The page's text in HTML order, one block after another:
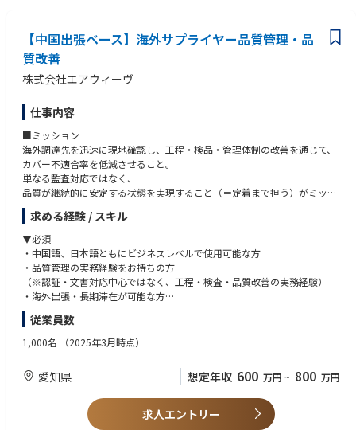
【中国出張ベース】海外サプライヤー品質管理・品
質改善
株式会社エアウィーヴ
仕事内容
■ミッション
海外調達先を迅速に現地確認し、工程・検品・管理体制の改善を通じて、
カバー不適合率を低減させること。
単なる監査対応ではなく、
品質が継続的に安定する状態を実現すること（＝定着まで担う）がミッシ
ョンです。
■仕事内容
日本拠点をベースとし、必要に応じて海外（主に中国上海）の調達先へ出
張・長期滞在し、工程管理・品質改善業務を担当いただきます。
現地サプライヤーや第三者検品の実態を把握し、日本の品質管理部門と連
携しながら、課題の特定～改善～標準化までを推進していただきます。
▼具体業務
① カバー品質改善
・QC工程図に基づく全工程の定期確認
・不具合の原因特定および改善依頼、再発防止の推進
・標準化されていない作業の洗い出し・標準化推進
② 第三者検品・現地品質体制の確認
求める経験 / スキル
▼必須
・中国語、日本語ともにビジネスレベルで使用可能な方
・品質管理の実務経験をお持ちの方
（※認証・文書対応中心ではなく、工程・検査・品質改善の実務経験）
・海外出張・長期滞在が可能な方
・現地サプライヤーに対し、事実ベースで改善を推進できる方
・日本側関係者と密に連携し、正確に報告・共有できる方
・中国・海外工場での勤務または品質対応経験
・サプライヤー品質管理、工程監査、品質改善経験
・縫製・ファブリック関連の品質管理経験
・現場で粘り強く改善をやり切った経験
従業員数
1,000名 （2025年3月時点）
愛知県 想定年収 600 万円 ~ 800 万円
求人エントリー